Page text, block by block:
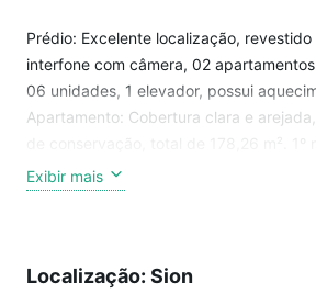
Prédio: Excelente localização,
interfone com câmera, 02
06 unidades, 1 elevador, possui
Apartamento: Cobertura clara e
ambientes com piso em porcelanato,
armários, triturador, cooktop, forno e o
box blindex. 2º nível: Escada em
Exibir mais
Localização: Sion